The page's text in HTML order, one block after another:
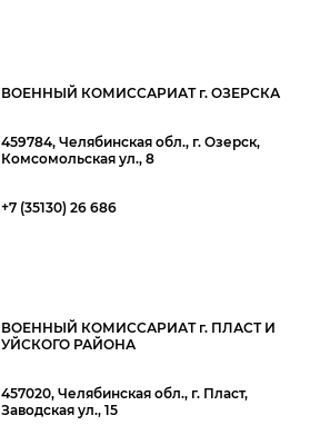
ВОЕННЫЙ КОМИССАРИАТ г. ОЗЕРСКА
459784, Челябинская обл., г. Озерск,
Комсомольская ул., 8
+7 (35130) 26 686
ВОЕННЫЙ КОМИССАРИАТ г. ПЛАСТ И
УЙСКОГО РАЙОНА
457020, Челябинская обл., г. Пласт,
Заводская ул., 15